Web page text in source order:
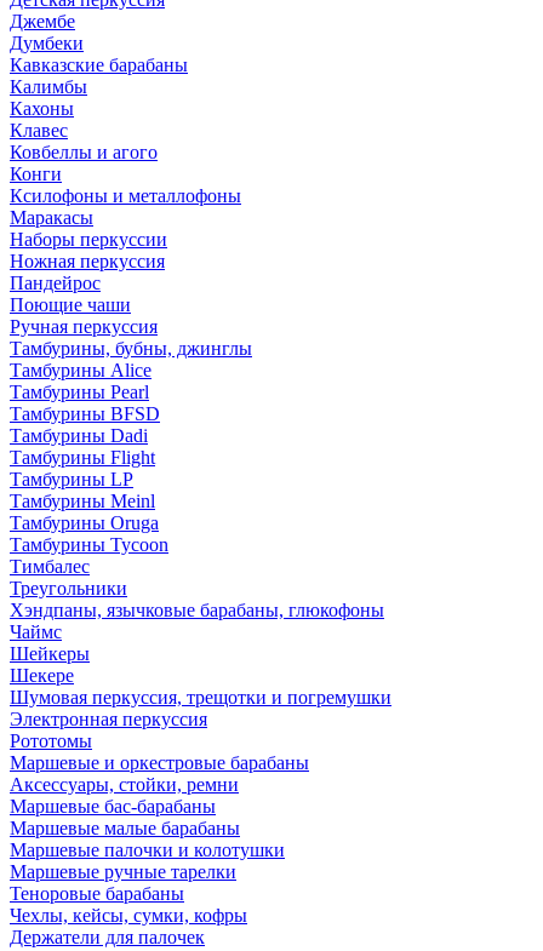
Джембе
Думбеки
Кавказские барабаны
Калимбы
Кахоны
Клавес
Ковбеллы и агого
Конги
Ксилофоны и металлофоны
Маракасы
Наборы перкуссии
Ножная перкуссия
Пандейрос
Поющие чаши
Ручная перкуссия
Тамбурины, бубны, джинглы
Тамбурины Alice
Тамбурины Pearl
Тамбурины BFSD
Тамбурины Dadi
Тамбурины Flight
Тамбурины LP
Тамбурины Meinl
Тамбурины Oruga
Тамбурины Tycoon
Тимбалес
Треугольники
Хэндпаны, язычковые барабаны, глюкофоны
Чаймс
Шейкеры
Шекере
Шумовая перкуссия, трещотки и погремушки
Электронная перкуссия
Рототомы
Маршевые и оркестровые барабаны
Аксессуары, стойки, ремни
Маршевые бас-барабаны
Маршевые малые барабаны
Маршевые палочки и колотушки
Маршевые ручные тарелки
Теноровые барабаны
Чехлы, кейсы, сумки, кофры
Держатели для палочек